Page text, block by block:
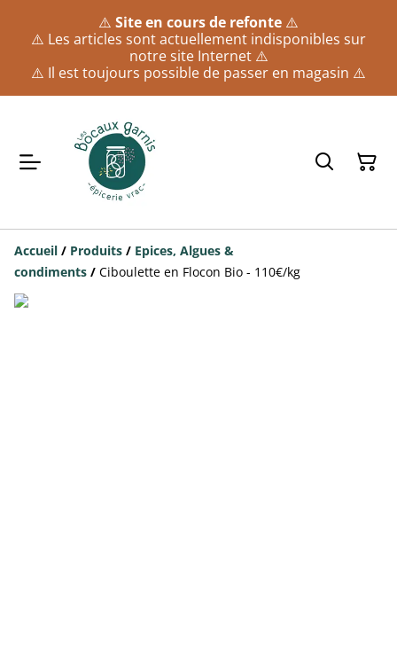
⚠️ Site en cours de refonte ⚠️
⚠️ Les articles sont actuellement indisponibles sur
notre site Internet ⚠️
⚠️ Il est toujours possible de passer en magasin ⚠️
Accueil / Produits / Epices, Algues &
condiments / Ciboulette en Flocon Bio - 110€/kg